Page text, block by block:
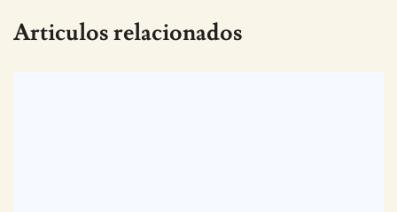
Articulos relacionados